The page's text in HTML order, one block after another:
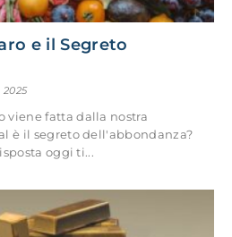
e il Segreto
2025
viene fatta dalla nostra
è il segreto dell'abbondanza?
oggi ti...